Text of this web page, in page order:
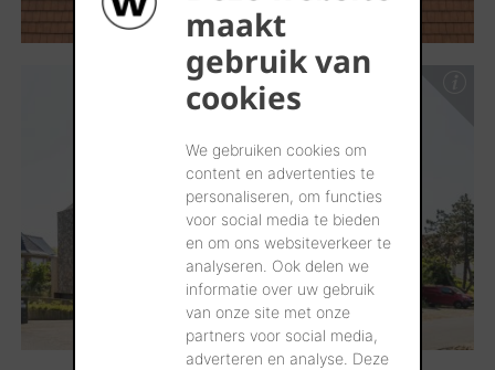
maakt
gebruik van
cookies
We gebruiken cookies om
content en advertenties te
personaliseren, om functies
voor social media te bieden
en om ons websiteverkeer te
analyseren. Ook delen we
informatie over uw gebruik
van onze site met onze
partners voor social media,
adverteren en analyse. Deze